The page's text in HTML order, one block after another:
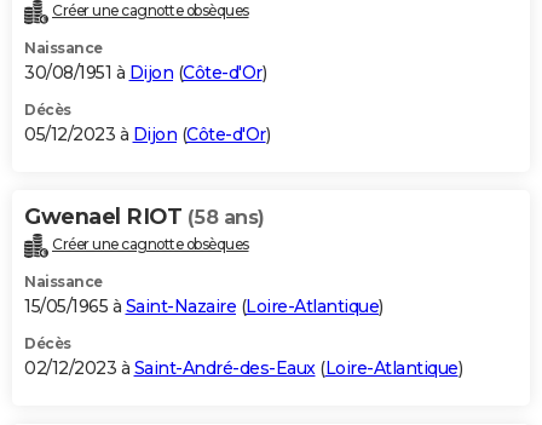
Créer une cagnotte obsèques
Naissance
30/08/1951 à Dijon (Côte-d'Or)
Décès
05/12/2023 à Dijon (Côte-d'Or)
Gwenael RIOT (58 ans)
Créer une cagnotte obsèques
Naissance
15/05/1965 à Saint-Nazaire (Loire-Atlantique)
Décès
02/12/2023 à Saint-André-des-Eaux(Loire-Atlantique)